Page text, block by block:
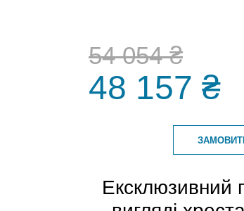
54 054 ₴
48 157 ₴
Ексклюзивний